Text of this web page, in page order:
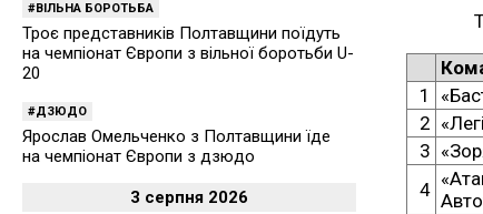
1
2
3
4
ВІЛЬНА БОРОТЬБА
Троє представників Полтавщини поїдуть
на чемпіонат Європи з вільної боротьби U-
20
ДЗЮДО
Ярослав Омельченко з Полтавщини їде
на чемпіонат Європи з дзюдо
3 серпня 2026